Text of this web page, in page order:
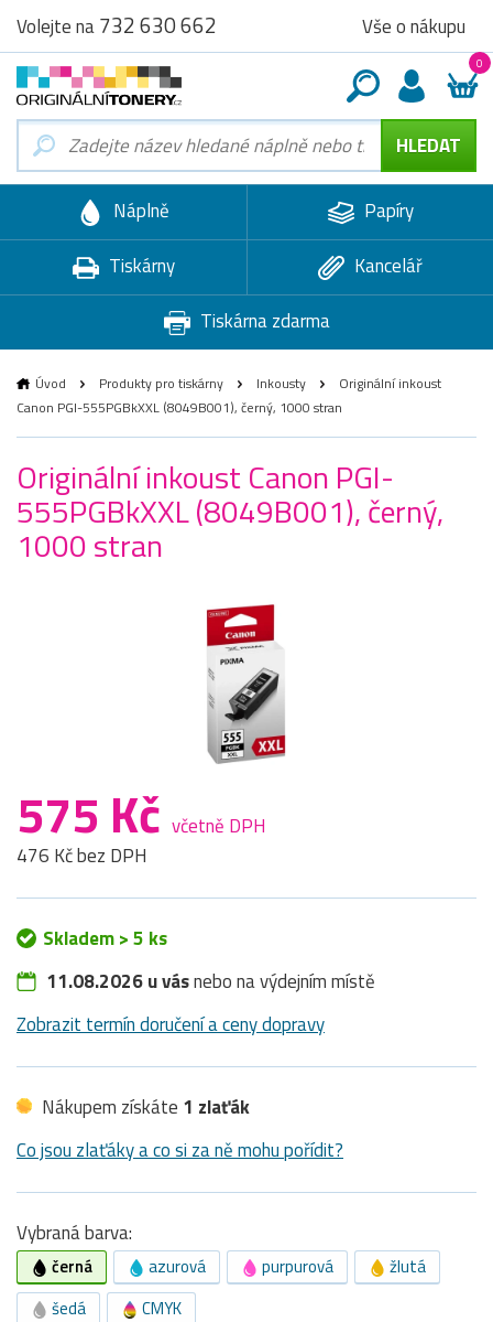
Volejte na732 630 662 Vše o nákupu
0
Náplně
Papíry
Tiskárny
Kancelář
Tiskárna zdarma
Úvod Produkty pro tiskárny Inkousty
Originální inkoust
Canon PGI-555PGBkXXL (8049B001), černý, 1000 stran
Originální inkoust Canon PGI-
555PGBkXXL (8049B001), černý,
1000 stran
575 Kč včetně DPH
476 Kč bez DPH
Skladem > 5 ks
11.08.2026 u vásnebo na výdejním místě
Zobrazit termín doručení a ceny dopravy
Nákupem získáte 1 zlaťák
Co jsou zlaťáky a co si za ně mohu pořídit?
Vybraná barva:
černá azurová purpurová
žlutá
šedá
CMYK